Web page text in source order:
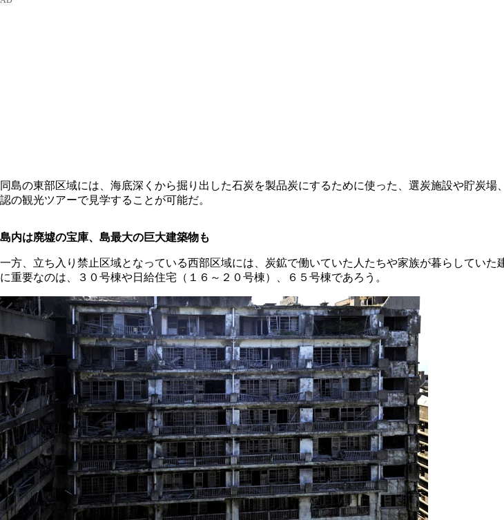
同島の東部区域には、海底深くから掘り出した石炭を製品炭にするために使った、選炭施設や貯炭
認の観光ツアーで見学することが可能だ。
島内は廃墟の宝庫、島最大の巨大建築物も
一方、立ち入り禁止区域となっている西部区域には、炭鉱で働いていた人たちや家族が暮らしてい
に重要なのは、３０号棟や日給住宅（１６～２０号棟）、６５号棟であろう。